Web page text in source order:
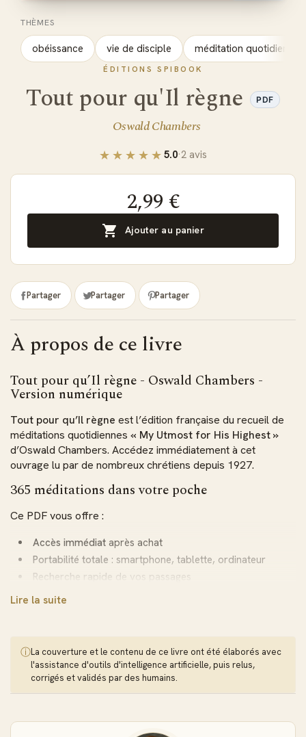
THÈMES
obéissance vie de disciple méditation quotidienne
ÉDITIONS SPIBOOK
Tout pour qu'Il règne PDF
Oswald Chambers
5.0·2 avis
2,99 €
 Ajouter au panier
Partager Partager Partager
À propos de ce livre
Tout pour qu’Il règne - Oswald Chambers -
Version numérique
Tout pour qu’Il règne est l’édition française du recueil de
méditations quotidiennes « My Utmost for His Highest »
d’Oswald Chambers. Accédez immédiatement à cet
ouvrage lu par de nombreux chrétiens depuis 1927.
365 méditations dans votre poche
Ce PDF vous offre :
Accès immédiat après achat
Portabilité totale : smartphone, tablette, ordinateur
Recherche rapide de vos passages
Lecture hors ligne
Un verset biblique et une méditation pour chaque jour
L’intégralité des textes d’Oswald Chambers
Un format pratique pour une discipline quotidienne
Navigation facile entre les 365 jours
Les atouts du format PDF
Lire la suite
ⓘLa couverture et le contenu de ce livre ont été élaborés avec
l'assistance d'outils d'intelligence artificielle, puis relus,
corrigés et validés par des humains.